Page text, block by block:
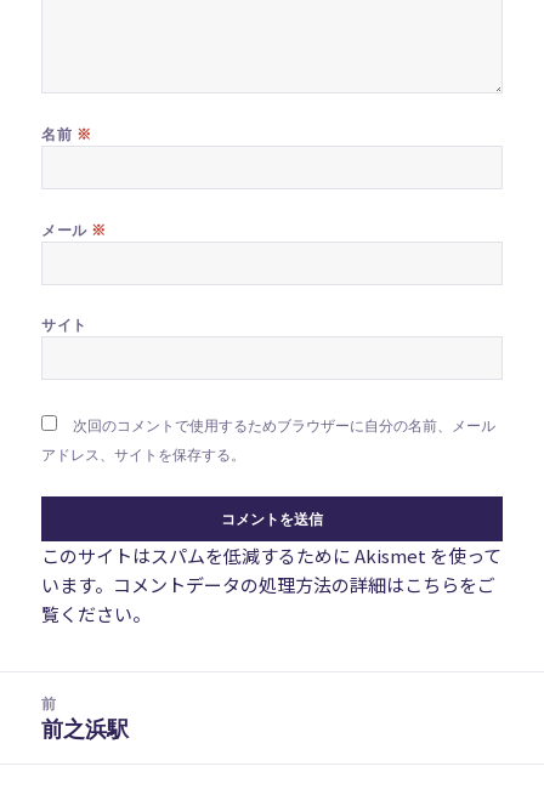
名前 ※
メール ※
サイト
次回のコメントで使用するためブラウザーに自分の名前、メール
アドレス、サイトを保存する。
このサイトはスパムを低減するために Akismet を使って
います。 コメントデータの処理方法の詳細はこちらをご
覧ください。
前
前
前之浜駅